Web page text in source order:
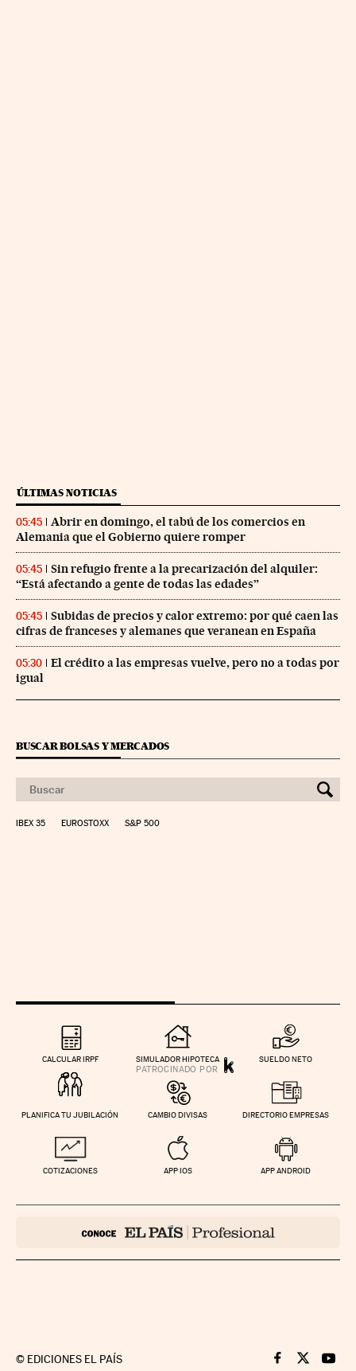
ÚLTIMAS NOTICIAS
05:45
Abrir en domingo, el tabú de los comercios en
Alemania que el Gobierno quiere romper
05:45
Sin refugio frente a la precarización del alquiler:
“Está afectando a gente de todas las edades”
05:45
Subidas de precios y calor extremo: por qué caen las
cifras de franceses y alemanes que veranean en España
05:30
El crédito a las empresas vuelve, pero no a todas por
igual
BUSCAR BOLSAS Y MERCADOS
IBEX 35 EUROSTOXX S&P 500
CALCULAR IRPF SIMULADOR HIPOTECA SUELDO NETO
PLANIFICA TU JUBILACIÓN CAMBIO DIVISAS DIRECTORIO EMPRESAS
COTIZACIONES APP IOS APP ANDROID
© EDICIONES EL PAÍS Cinco Días en
Cinco Días
Cinco